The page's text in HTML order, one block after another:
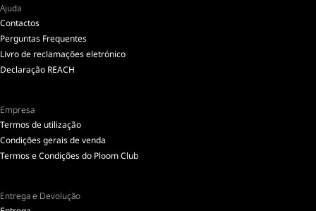
Ajuda
Contactos
Perguntas Frequentes
Livro de reclamações eletrónico
Declaração REACH
Empresa
Termos de utilização
Condições gerais de venda
Termos e Condições do Ploom Club
Entrega e Devolução